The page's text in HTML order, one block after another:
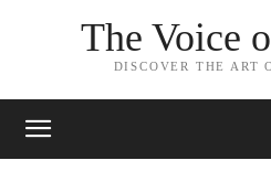
The Voice
DISCOVER THE ART